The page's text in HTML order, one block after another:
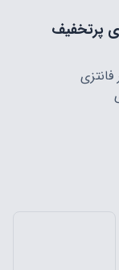
پرتخفیف
فانتزی